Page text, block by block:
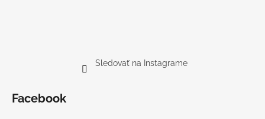
Sledovať na Instagrame
Facebook